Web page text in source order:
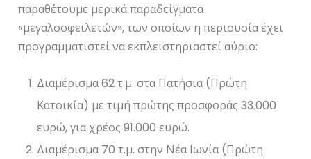
παραθέτουμε μερικά παραδείγματα
«μεγαλοοφειλετών», των οποίων η περιουσία έχει
προγραμματιστεί να εκπλειστηριαστεί αύριο:
Διαμέρισμα 62 τ.μ. στα Πατήσια (Πρώτη
Κατοικία) με τιμή πρώτης προσφοράς 33.000
ευρώ, για χρέος 91.000 ευρώ.
Διαμέρισμα 70 τ.μ. στην Νέα Ιωνία (Πρώτη